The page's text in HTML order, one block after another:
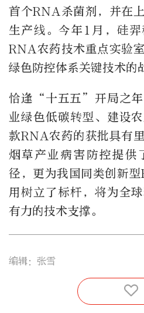
首个RNA杀菌剂，并在
生产线。今年1月，硅
RNA农药技术重点实验
绿色防控体系关键技术的
恰逢“十五五”开局之年
业绿色低碳转型、建设
款RNA农药的获批具有
烟草产业病害防控提供
径，更为我国同类创新
用树立了标杆，将为全
有力的技术支撑。
编辑：张雪